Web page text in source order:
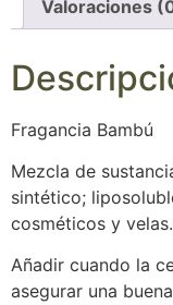
Valoraciones
Fragancia Bambú
Mezcla de
sintético;
cosméticos y velas.
Añadir cuando la
asegurar una